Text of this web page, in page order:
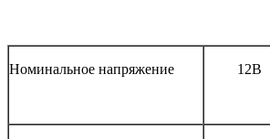
Номинальное напряжение 12В